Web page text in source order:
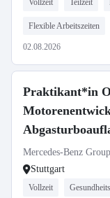
Vollzeit Teilzeit
Flexible Arbeitszeiten
02.08.2026
Praktikant*in
Praktikum)
Mercedes-Benz
Stuttgart
Vollzeit